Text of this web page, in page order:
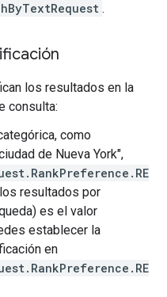
.
los resultados en la
consulta:
como
de Nueva York",
resultados por
es el valor
establecer la
en